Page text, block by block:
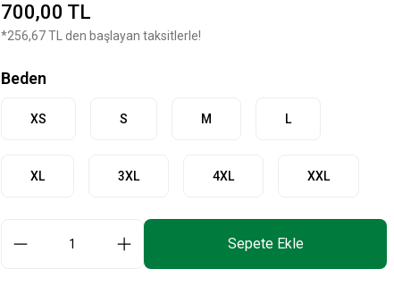
700,00 TL
*256,67 TL den başlayan taksitlerle!
Beden
XS S M L
XL 3XL 4XL XXL
Sepete Ekle